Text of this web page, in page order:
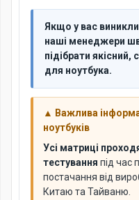
Якщо у вас
наші менеджери
підібрати якісний,
для ноутбука.
▲ Важлива
ноутбуків
Усі матриці
тестування під час
постачання від
Китаю та Тайваню.